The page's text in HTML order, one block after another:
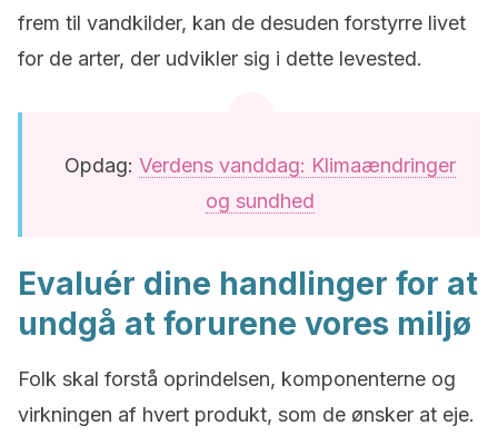
frem til vandkilder, kan de desuden forstyrre livet
for de arter, der udvikler sig i dette levested.
Opdag: Verdens vanddag: Klimaændringer
og sundhed
Evaluér dine handlinger for at
undgå at forurene vores miljø
Folk skal forstå oprindelsen, komponenterne og
virkningen af hvert produkt, som de ønsker at eje.